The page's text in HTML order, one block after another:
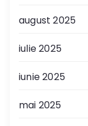
august 2025
iulie 2025
iunie 2025
mai 2025